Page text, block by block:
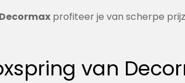
Decormax profiteer je van scherpe
van